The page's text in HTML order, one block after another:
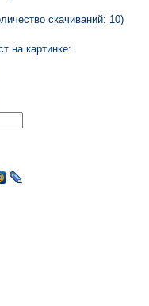
скачиваний: 10)
на картинке: